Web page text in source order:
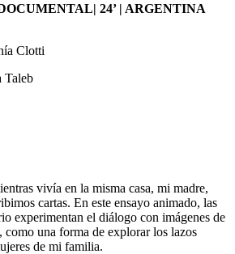
24’ | ARGENTINA
Clotti
Taleb
vivía en la misma casa, mi madre,
cartas. En este ensayo animado, las
experimentan el diálogo con imágenes de
una forma de explorar los lazos
de mi familia.